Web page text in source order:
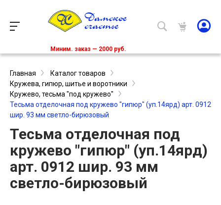
Миним. заказ — 2000 руб.
Главная
Каталог товаров
Кружева, гипюр, шитье и воротники
Кружево, тесьма "под кружево"
Тесьма отделочная под кружево "гипюр" (уп.14ярд) арт. 0912
шир. 93 мм светло-бирюзовый
Тесьма отделочная под
кружево "гипюр" (уп.14ярд)
арт. 0912 шир. 93 мм
светло-бирюзовый